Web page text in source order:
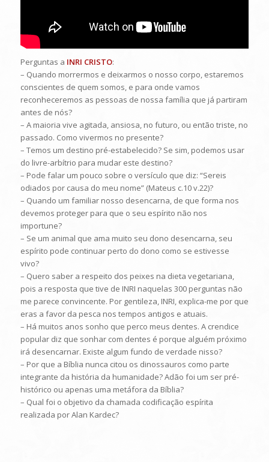
Perguntas a INRI CRISTO:
– Quando morrermos e deixarmos o nosso corpo, estaremos
conscientes de quem somos, e para onde vamos
reconheceremos as pessoas de nossa família que já partiram
antes de nós?
– A maioria vive agitada, ansiosa, no futuro, ou então triste, no
passado. Como vivermos no presente?
– Temos um destino pré-estabelecido? Se sim, podemos usar
do livre-arbítrio para mudar este destino?
– Pode falar um pouco sobre o versículo que diz: “Sereis
odiados por causa do meu nome” (Mateus c.10 v.22)?
– Quando um familiar nosso desencarna, de que forma nos
devemos proteger para que o seu espírito não nos
importune?
– Se um animal que ama muito seu dono desencarna, seu
espírito pode continuar perto do dono como se estivesse
vivo?
– Quero saber a respeito dos peixes na dieta vegetariana,
pois a resposta que tive de INRI naquelas 300 perguntas não
me parece convincente. Por gentileza, INRI, explica-me por que
eras a favor da pesca nos tempos antigos e atuais.
– Há muitos anos sonho que perco meus dentes. A crendice
popular diz que sonhar com dentes é porque alguém próximo
irá desencarnar. Existe algum fundo de verdade nisso?
– Por que a Bíblia nunca citou os dinossauros como parte
integrante da história da humanidade? Adão foi um ser pré-
histórico ou apenas uma metáfora da Bíblia?
– Qual foi o objetivo da chamada codificação espírita
realizada por Alan Kardec?